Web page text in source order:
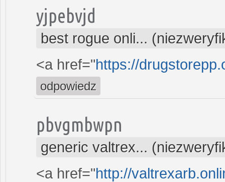
yjpebvjd
best rogue onli...
<a href="https://
odpowiedz
pbvgmbwpn
generic valtrex...
<a href="http://